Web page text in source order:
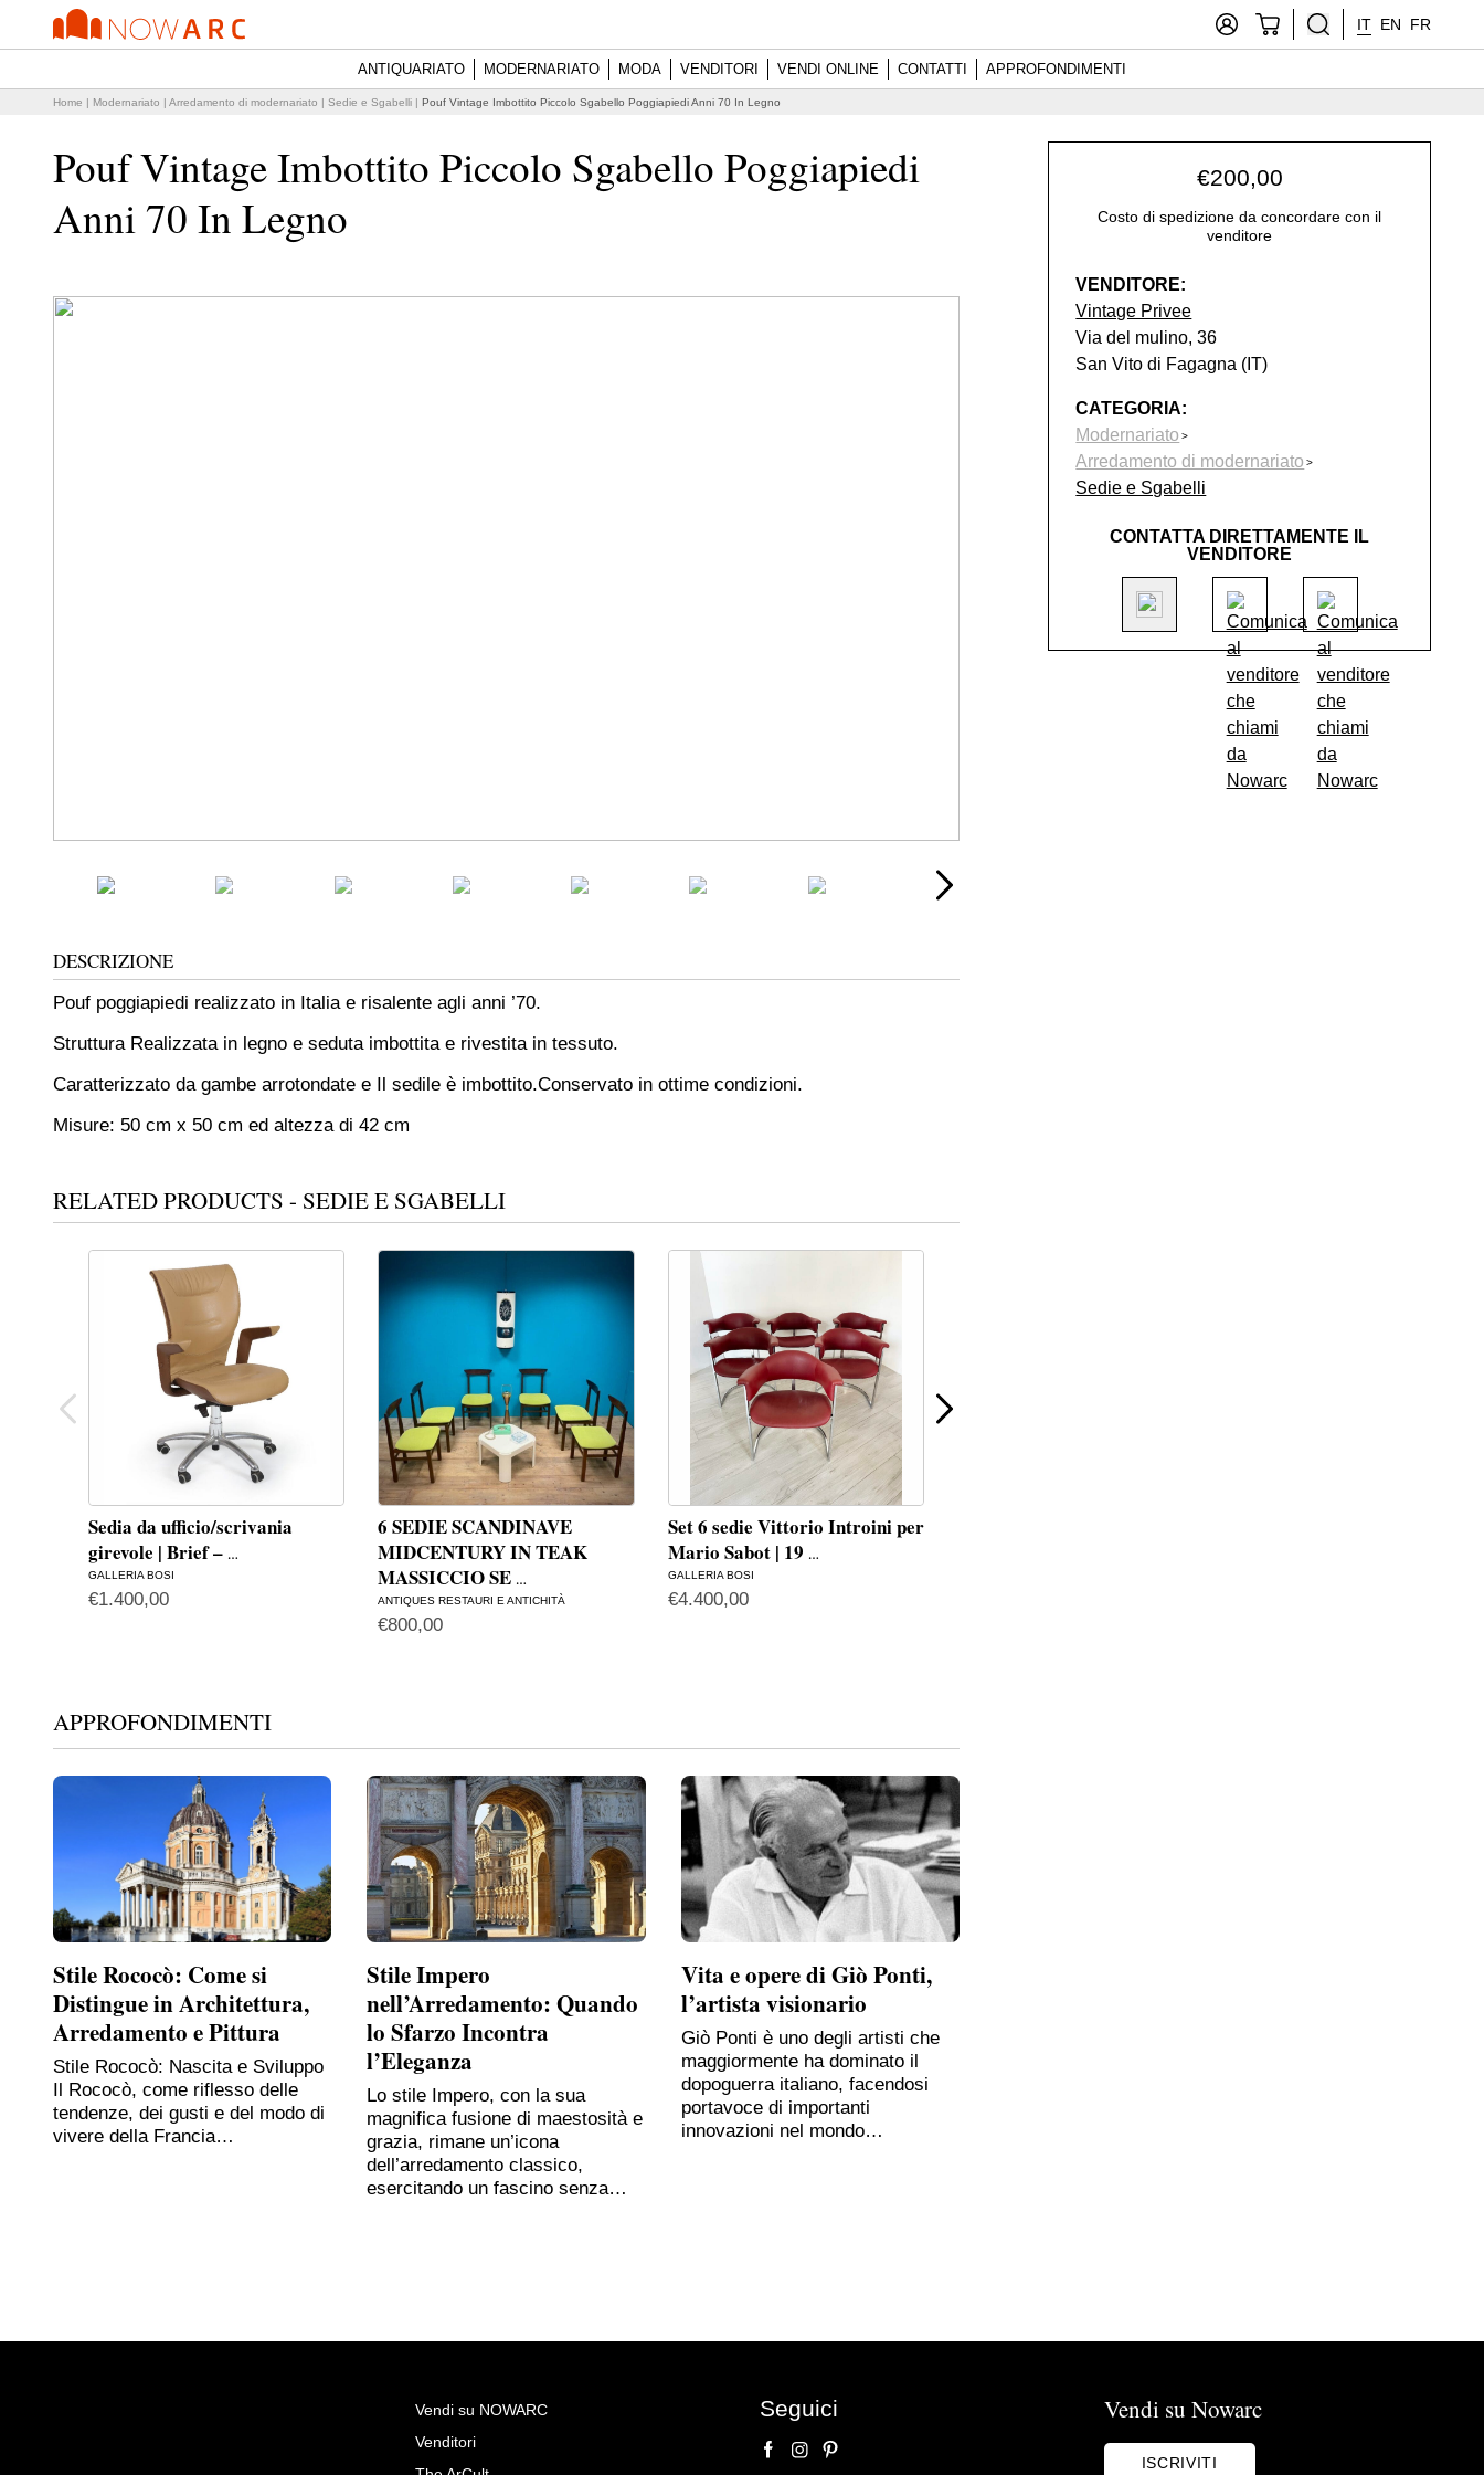
IT EN FR
ANTIQUARIATO MODERNARIATO MODA VENDITORI VENDI ONLINE CONTATTI APPROFONDIMENTI
Home | Modernariato | Arredamento di modernariato | Sedie e Sgabelli | Pouf Vintage Imbottito Piccolo Sgabello Poggiapiedi Anni 70 In Legno
Pouf Vintage Imbottito Piccolo Sgabello Poggiapiedi
Anni 70 In Legno
DESCRIZIONE
Pouf poggiapiedi realizzato in Italia e risalente agli anni ’70.
Struttura Realizzata in legno e seduta imbottita e rivestita in tessuto.
Caratterizzato da gambe arrotondate e Il sedile è imbottito.Conservato in ottime condizioni.
Misure: 50 cm x 50 cm ed altezza di 42 cm
RELATED PRODUCTS - SEDIE E SGABELLI
Sedia da ufficio/scrivania
girevole | Brief – …
GALLERIA BOSI
€1.400,00
6 SEDIE SCANDINAVE
MIDCENTURY IN TEAK
MASSICCIO SE …
ANTIQUES RESTAURI E ANTICHITÀ
€800,00
Set 6 sedie Vittorio Introini per
Mario Sabot | 19 …
GALLERIA BOSI
€4.400,00
APPROFONDIMENTI
Stile Rococò: Come si
Distingue in Architettura,
Arredamento e Pittura
Stile Rococò: Nascita e Sviluppo
Il Rococò, come riflesso delle
tendenze, dei gusti e del modo di
vivere della Francia…
Stile Impero
nell’Arredamento: Quando
lo Sfarzo Incontra
l’Eleganza
Lo stile Impero, con la sua
magnifica fusione di maestosità e
grazia, rimane un’icona
dell’arredamento classico,
esercitando un fascino senza…
Vita e opere di Giò Ponti,
l’artista visionario
Giò Ponti è uno degli artisti che
maggiormente ha dominato il
dopoguerra italiano, facendosi
portavoce di importanti
innovazioni nel mondo…
€200,00
Costo di spedizione da concordare con il
venditore
VENDITORE:
Vintage Privee
Via del mulino, 36
San Vito di Fagagna (IT)
CATEGORIA:
Modernariato
Arredamento di modernariato
Sedie e Sgabelli
CONTATTA DIRETTAMENTE IL
VENDITORE
Richiedi Maggiori Info su
Vendi su NOWARC
Venditori
Seguici Vendi su Nowarc
ISCRIVITI